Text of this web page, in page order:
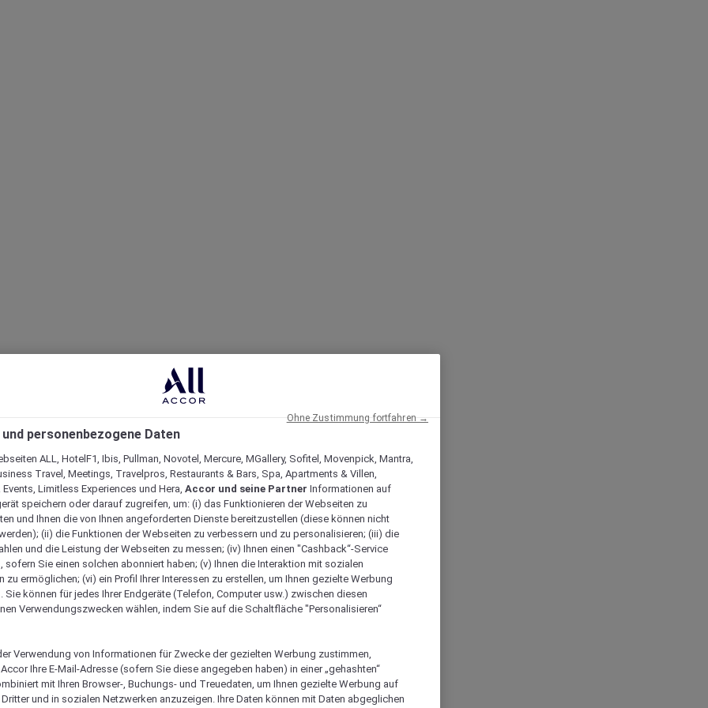
personenbezogene Daten
ALL, HotelF1, Ibis, Pullman, Novotel, Mercure, MGallery, Sofitel, Movenpick, Mantra,
Travel, Meetings, Travelpros, Restaurants & Bars, Spa, Apartments & Villen,
Limitless Experiences und Hera, Accor und seine Partner Informationen auf
speichern oder darauf zugreifen, um: (i) das Funktionieren der Webseiten zu
und Ihnen die von Ihnen angeforderten Dienste bereitzustellen (diese können nicht
(ii) die Funktionen der Webseiten zu verbessern und zu personalisieren; (iii) die
und die Leistung der Webseiten zu messen; (iv) Ihnen einen "Cashback“-Service
sofern Sie einen solchen abonniert haben; (v) Ihnen die Interaktion mit sozialen
zu ermöglichen; (vi) ein Profil Ihrer Interessen zu erstellen, um Ihnen gezielte Werbung
Sie können für jedes Ihrer Endgeräte (Telefon, Computer usw.) zwischen diesen
Verwendungszwecken wählen, indem Sie auf die Schaltfläche "Personalisieren“
Verwendung von Informationen für Zwecke der gezielten Werbung zustimmen,
Ihre E-Mail-Adresse (sofern Sie diese angegeben haben) in einer „gehashten“
mit Ihren Browser-, Buchungs- und Treuedaten, um Ihnen gezielte Werbung auf
und in sozialen Netzwerken anzuzeigen. Ihre Daten können mit Daten abgeglichen
Ohne Zustimmung fortfahren →